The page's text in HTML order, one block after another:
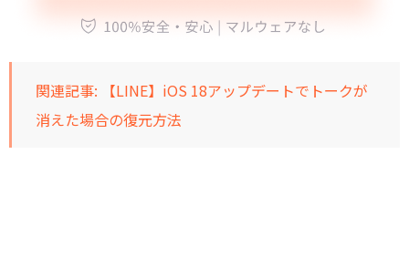
関連記事:
【LINE】iOS 18アップデートでトークが
消えた場合の復元方法